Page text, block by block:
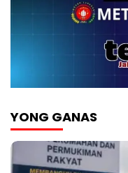
YONG GANAS